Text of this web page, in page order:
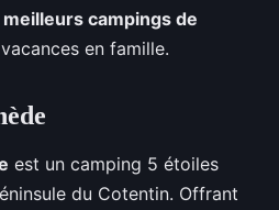
meilleurs campings de
en famille.
est un camping 5 étoiles
du Cotentin. Offrant